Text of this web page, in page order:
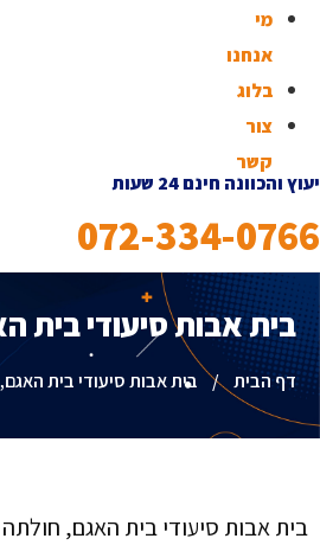
מי
אנחנו
בלוג
צור
קשר
יעוץ והכוונה חינם 24 שעות
072-334-0766
בית אבות סיעודי בית
דף הבית / בית אבות סיעודי בית
בית אבות סיעודי בית האגם, חולתה